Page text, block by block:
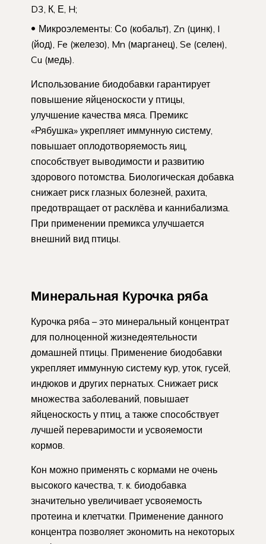
D3, К, Е, H;
Микроэлементы: Со (кобальт), Zn (цинк), I
(йод), Fe (железо), Mn (марганец), Se (селен),
Cu (медь).
Использование биодобавки гарантирует
повышение яйценоскости у птицы,
улучшение качества мяса. Премикс
«Рябушка» укрепляет иммунную систему,
повышает оплодотворяемость яиц,
способствует выводимости и развитию
здорового потомства. Биологическая добавка
снижает риск глазных болезней, рахита,
предотвращает от расклёва и каннибализма.
При применении премикса улучшается
внешний вид птицы.
Минеральная Курочка ряба
Курочка ряба – это минеральный концентрат
для полноценной жизнедеятельности
домашней птицы. Применение биодобавки
укрепляет иммунную систему кур, уток, гусей,
индюков и других пернатых. Снижает риск
множества заболеваний, повышает
яйценоскость у птиц, а также способствует
лучшей переваримости и усвояемости
кормов.
Кон можно применять с кормами не очень
высокого качества, т. к. биодобавка
значительно увеличивает усвояемость
протеина и клетчатки. Применение данного
концентра позволяет экономить на некоторых